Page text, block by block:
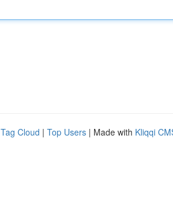
Tag Cloud | Top Users | Made with Kliqqi